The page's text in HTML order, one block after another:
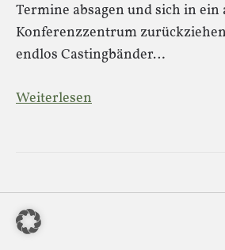
Termine absagen und sich in ein
Konferenzzentrum
endlos Castingbänder…
Weiterlesen